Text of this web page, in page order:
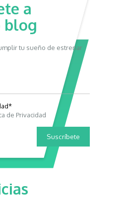
a
blog
tu sueño de estrenar
*
de Privacidad